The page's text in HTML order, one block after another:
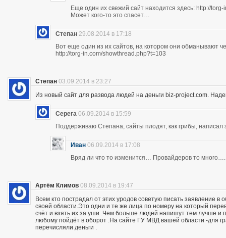
Еще один их свежий сайт находится здесь: http://
Может кого-то это спасет…
Степан 29.08.2014 в 17:18
Вот еще один из их сайтов, на котором они обманывают
http://torg-in.com/showthread.php?t=103
Степан 03.09.2014 в 23:27
Из новый сайт для развода людей на деньги biz-project.com.
Серега 06.09.2014 в 15:59
Поддерживаю Степана, сайты плодят, как грибы,
Иван 06.09.2014 в 17:08
Вряд ли что то изменится… Провайдеров то много….
Артём Климов 08.09.2014 в 19:47
Всем кто пострадал от этих уродов советую писать заявление
своей области.Это одни и те же лица по номеру на который
счёт и взять их за уши .Чем больше людей напишут тем лучше и
любому пойдёт в оборот .На сайте ГУ МВД вашей области -для
перечисляли деньги .